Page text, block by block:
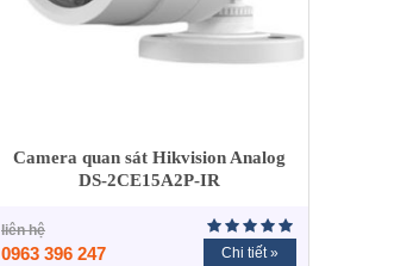
Camera quan sát Hikvision Analog
DS-2CE15A2P-IR
liên hệ
0963 396 247 Chi tiết »